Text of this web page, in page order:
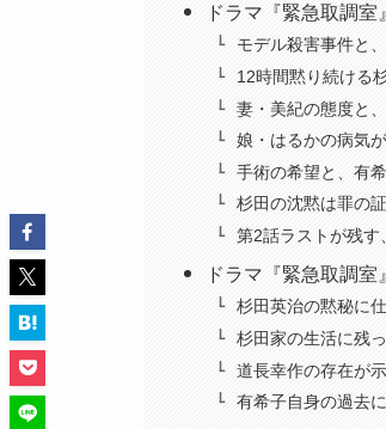
ドラマ『緊急取調
モデル殺害事件と
12時間黙り続ける
妻・美紀の態度と
娘・はるかの病気
手術の希望と、有
杉田の沈黙は罪の
第2話ラストが残す
ドラマ『緊急取調
杉田英治の黙秘に
杉田家の生活に残
道長幸作の存在が
有希子自身の過去